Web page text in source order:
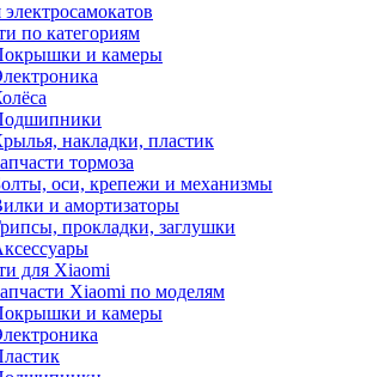
по категориям
и камеры
накладки, пластик
тормоза
оси, крепежи и механизмы
и амортизаторы
прокладки, заглушки
для Xiaomi
Xiaomi по моделям
и камеры